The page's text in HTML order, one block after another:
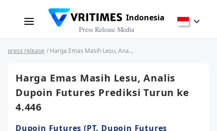
Indonesia
Press Release Media
press release / Harga Emas Masih Lesu, Analis Dupoin Futures Prediksi Turun ke 4.446
Harga Emas Masih Lesu, Analis
Dupoin Futures Prediksi Turun ke
4.446
Dupoin Futures (PT. Dupoin Futures